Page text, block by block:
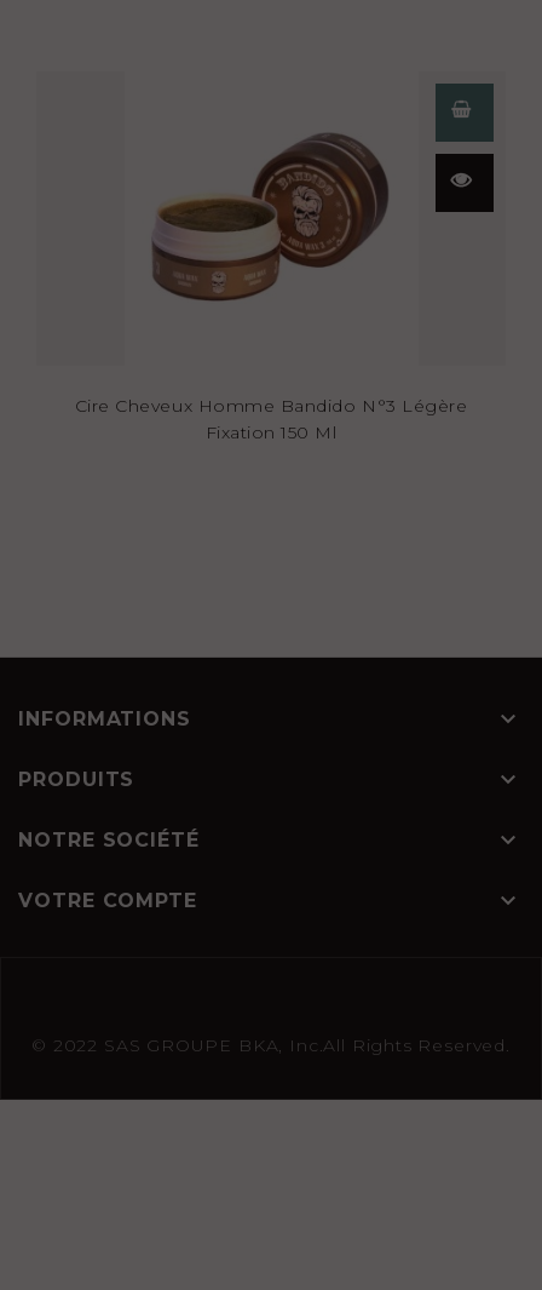
Cire Cheveux Homme Bandido N°3 Légère
Fixation 150 Ml
INFORMATIONS 
PRODUITS 
NOTRE SOCIÉTÉ 
VOTRE COMPTE 
© 2022 SAS GROUPE BKA, Inc.All Rights Reserved.